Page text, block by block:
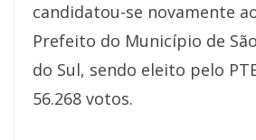
candidatou-se novamente
Prefeito do Município de
do Sul, sendo eleito pelo
56.268 votos.